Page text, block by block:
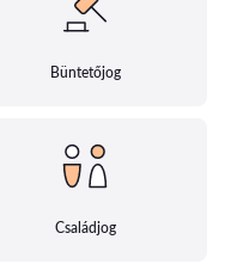
Büntetőjog
Családjog